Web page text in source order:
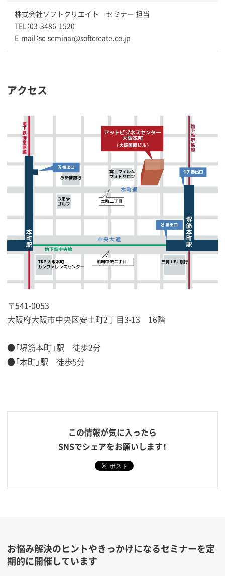
株式会社ソフトクリエイト セミナー 担当
TEL：03-3486-1520
E-mail：sc-seminar@softcreate.co.jp
アクセス
〒541-0053
大阪府大阪市中央区安土町2丁目3-13 16階
●「堺筋本町」駅 徒歩2分
●「本町」駅 徒歩5分
この情報が気に入ったら
SNSでシェアをお願いします！
お悩み解決のヒントやきっかけになるセミナーを定
期的に開催しています